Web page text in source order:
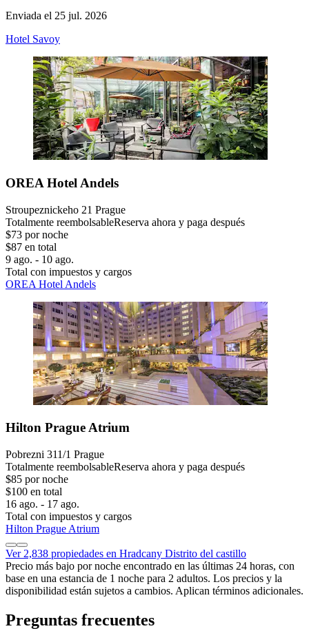
Enviada el 25 jul. 2026
Hotel Savoy
OREA Hotel Andels
Stroupeznickeho 21 Prague
Totalmente reembolsableReserva ahora y paga después
$73 por noche
$87 en total
9 ago. - 10 ago.
Total con impuestos y cargos
OREA Hotel Andels
Hilton Prague Atrium
Pobrezni 311/1 Prague
Totalmente reembolsableReserva ahora y paga después
$85 por noche
$100 en total
16 ago. - 17 ago.
Total con impuestos y cargos
Hilton Prague Atrium
Ver 2,838 propiedades en Hradcany Distrito del castillo
Precio más bajo por noche encontrado en las últimas 24 horas, con
base en una estancia de 1 noche para 2 adultos. Los precios y la
disponibilidad están sujetos a cambios. Aplican términos adicionales.
Preguntas frecuentes